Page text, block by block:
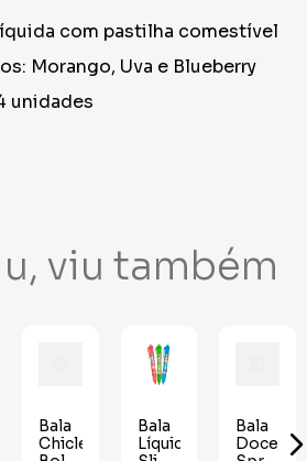
com pastilha comestível
Morango, Uva e Blueberry
unidades
viu também
Bala
Chiclé
Bala
Líquida
Bala
Doce